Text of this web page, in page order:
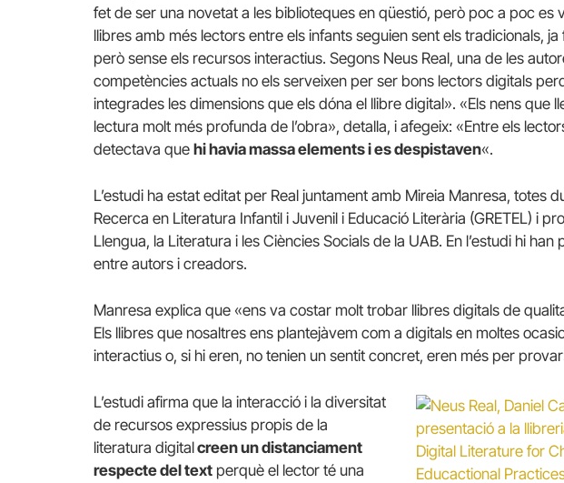
fet de ser una novetat a les biblioteques en qüestió, però poc a poc es
llibres amb més lectors entre els infants seguien sent els tradicionals,
però sense els recursos interactius. Segons Neus Real, una de les
competències actuals no els serveixen per ser bons lectors digitals
integrades les dimensions que els dóna el llibre digital». «Els nens que
lectura molt més profunda de l’obra», detalla, i afegeix: «Entre els
detectava que hi havia massa elements i es despistaven«.
L’estudi ha estat editat per Real juntament amb Mireia Manresa, totes
Recerca en Literatura Infantil i Juvenil i Educació Literària (GRETEL) i
Llengua, la Literatura i les Ciències Socials de la UAB. En l’estudi hi
entre autors i creadors.
Manresa explica que «ens va costar molt trobar llibres digitals de
Els llibres que nosaltres ens plantejàvem com a digitals en moltes
interactius o, si hi eren, no tenien un sentit concret, eren més per
L’estudi afirma que la interacció i la diversitat
de recursos expressius propis de la
literatura digitalcreen un distanciament
respecte del text perquè el lector té una